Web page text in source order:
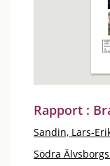
Rapport :
Sandin, Lars-
Södra